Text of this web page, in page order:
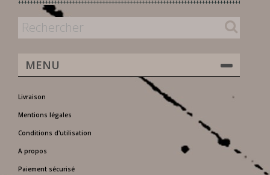
MENU
Livraison
Mentions légales
Conditions d'utilisation
A propos
Paiement sécurisé